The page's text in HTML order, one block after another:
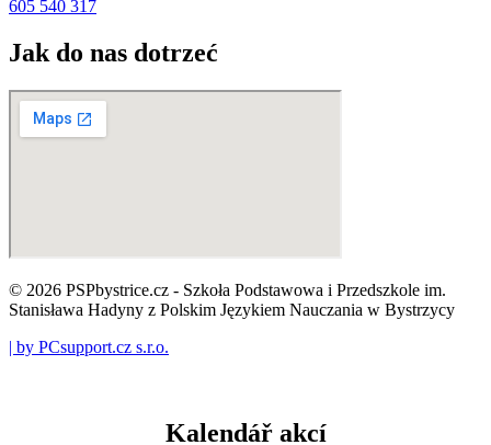
605 540 317
Jak do nas dotrzeć
© 2026 PSPbystrice.cz - Szkoła Podstawowa i Przedszkole im.
Stanisława Hadyny z Polskim Językiem Nauczania w Bystrzycy
| by PCsupport.cz s.r.o.
Kalendář akcí